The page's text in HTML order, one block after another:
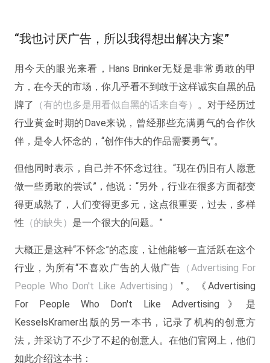
“我也讨厌广告，所以我得想出解决方案”
用今天的眼光来看，Hans Brinker无疑是非常勇敢的甲
方，在今天的市场，你几乎看不到敢于这样诚实自黑的品
牌了
（有的也多是用看似自黑的话来自夸） 。对于经历过
行业黄金时期的Dave来说，曾经那些充满勇气的合作伙
伴，是令人怀念的，“创作伟大的作品需要勇气”。
但他同时表示，自己并不怀念过往。“现在仍旧有人愿意
做一些勇敢的尝试”，他说：“另外，行业在很多方面都变
得更成熟了，人们变得更多元，这点很重要，过去，多样
性 （的缺失） 是一个很大的问题。”
大概正是这种“不怀念”的态度，让他能够一直活跃在这个
行业，为所有“不喜欢广告的人做广告 （Advertising For
People Who Don't Like Advertising） ”。《Advertising
For People Who Don't Like Advertising》是
KesselsKramer出版的另一本书，记录了机构的创意方
法，并采访了不少了不起的创意人。在他们官网上，他们
如此介绍这本书：